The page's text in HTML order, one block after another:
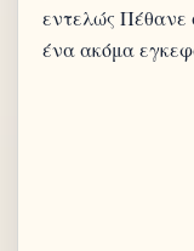
εντελώς Πέθανε